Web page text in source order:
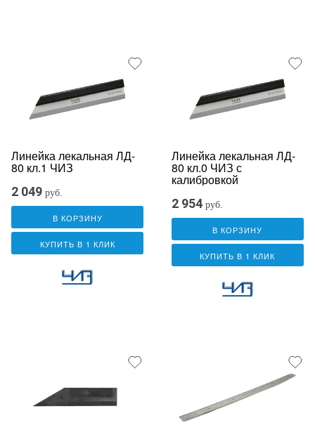
Линейка лекальная ЛД-
80 кл.1 ЧИЗ
2 049 руб.
В КОРЗИНУ
КУПИТЬ В 1 КЛИК
Линейка лекальная ЛД-
80 кл.0 ЧИЗ с
калибровкой
2 954 руб.
В КОРЗИНУ
КУПИТЬ В 1 КЛИК